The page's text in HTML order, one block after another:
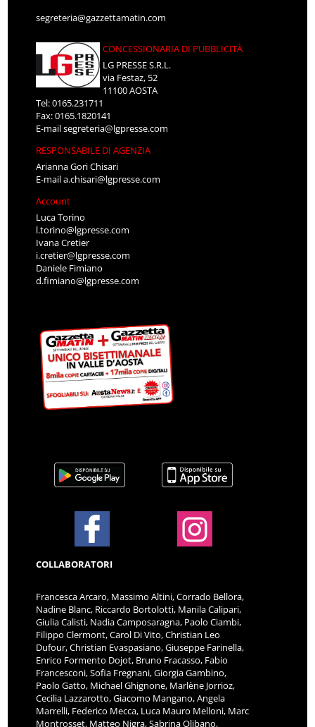
segreteria@gazzettamatin.com
CONCESSIONARIA DI PUBBLICITÀ
LG PRESSE S.R.L.
via Festaz, 52
11100 AOSTA
Tel: 0165.231711
Fax: 0165.1820141
E-mailsegreteria@lgpresse.com
RESPONSABILE DI AGENZIA
Arianna Gori Chisari
E-maila.chisari@lgpresse.com
Account
Luca Torino
l.torino@lgpresse.com
Ivana Cretier
i.cretier@lgpresse.com
Daniele Fimiano
d.fimiano@lgpresse.com
COLLABORATORI
Francesca Arcaro, Massimo Altini, Corrado Bellora,
Nadine Blanc, Riccardo Bortolotti, Manila Calipari,
Giulia Calisti, Nadia Camposaragna, Paolo Ciambi,
Filippo Clermont, Carol Di Vito, Christian Leo
Dufour, Christian Evaspasiano, Giuseppe Farinella,
Enrico Formento Dojot, Bruno Fracasso, Fabio
Francesconi, Sofia Fregnani, Giorgia Gambino,
Paolo Gatto, Michael Ghignone, Marlène Jorrioz,
Cecilia Lazzarotto, Giacomo Mangano, Angela
Marrelli, Federico Mecca, Luca Mauro Melloni, Marc
Montrosset, Matteo Nigra, Sabrina Olibano,